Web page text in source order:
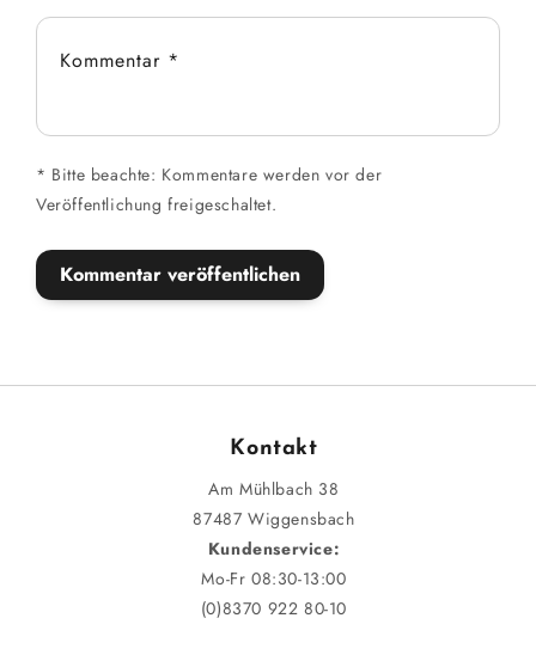
Kommentar *
* Bitte beachte: Kommentare werden vor der
Veröffentlichung freigeschaltet.
Kontakt
Am Mühlbach 38
87487 Wiggensbach
Kundenservice:
Mo-Fr 08:30-13:00
(0)8370 922 80-10